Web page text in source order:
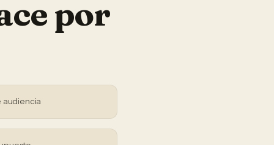
por
audiencia